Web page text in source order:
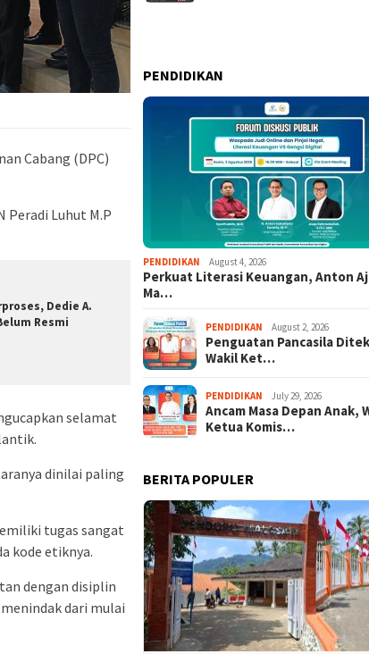
Cabang (DPC)
Peradi Luhut M.P
Dedie A.
Resmi
selamat
dinilai paling
tugas sangat
kode etiknya.
dengan disiplin
dari mulai
PENDIDIKAN
PENDIDIKAN August 4, 2026
Perkuat Literasi Keuangan, Anton
Ma…
PENDIDIKAN August 2, 2026
Penguatan Pancasila
Wakil Ket…
PENDIDIKAN July 29, 2026
Ancam Masa Depan Anak,
Ketua Komis…
BERITA POPULER